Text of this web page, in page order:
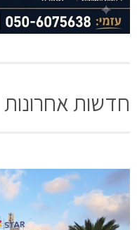
חדשות אחרונות